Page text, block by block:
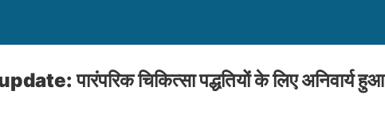
पारंपरिक चिकित्सा पद्धतियों के लिए अनिवार्य हुआ